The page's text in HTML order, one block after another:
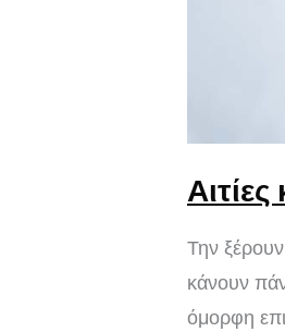
Την
κάνουν
όμορφη